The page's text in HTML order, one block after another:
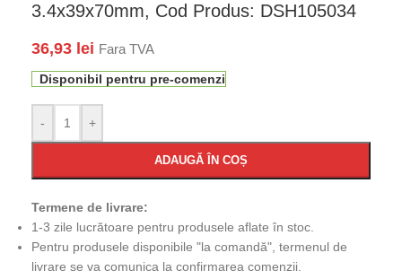
3.4x39x70mm, Cod Produs: DSH105034
36,93 lei Fara TVA
Disponibil pentru pre-comenzi
- +
ADAUGĂ ÎN COȘ
Termene de livrare:
1-3 zile lucrătoare pentru produsele aflate în stoc.
Pentru produsele disponibile "la comandă", termenul de
livrare se va comunica la confirmarea comenzii.